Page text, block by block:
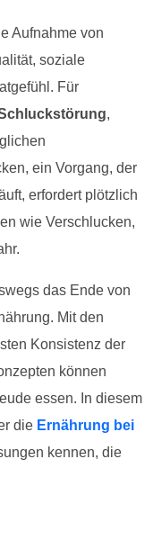
Aufnahme von
soziale
Für
,
ein Vorgang, der
erfordert plötzlich
wie Verschlucken,
das Ende von
Mit den
Konsistenz der
können
essen. In diesem
die Ernährung bei
kennen, die